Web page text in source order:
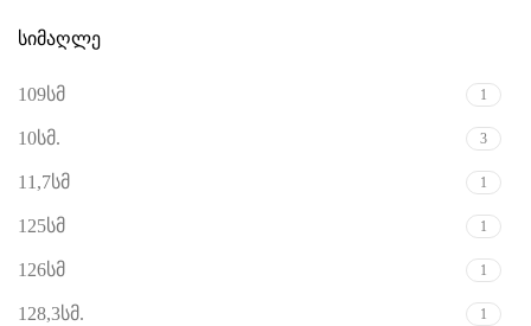
სიმაღლე
109სმ 1
10სმ. 3
11,7სმ 1
125სმ 1
126სმ 1
128,3სმ. 1